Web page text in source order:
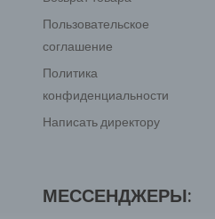
Пользовательское
соглашение
Политика
конфиденциальности
Написать директору
МЕССЕНДЖЕРЫ: